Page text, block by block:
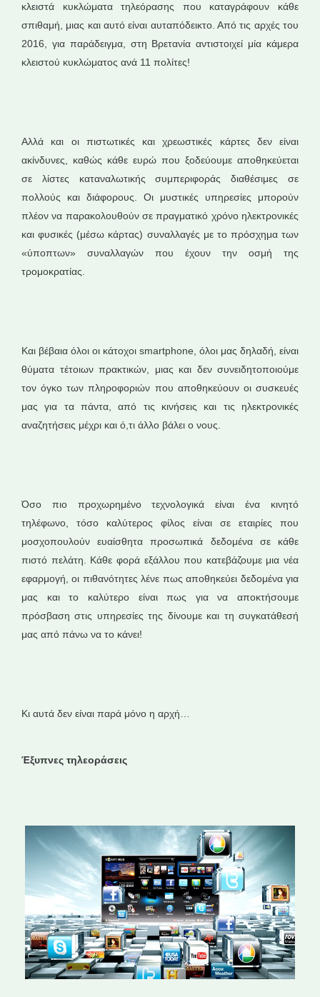
κλειστά κυκλώματα τηλεόρασης που καταγράφουν κάθε
σπιθαμή, μιας και αυτό είναι αυταπόδεικτο. Από τις αρχές του
2016, για παράδειγμα, στη Βρετανία αντιστοιχεί μία κάμερα
κλειστού κυκλώματος ανά 11 πολίτες!
Αλλά και οι πιστωτικές και χρεωστικές κάρτες δεν είναι
ακίνδυνες, καθώς κάθε ευρώ που ξοδεύουμε αποθηκεύεται
σε λίστες καταναλωτικής συμπεριφοράς διαθέσιμες σε
πολλούς και διάφορους. Οι μυστικές υπηρεσίες μπορούν
πλέον να παρακολουθούν σε πραγματικό χρόνο ηλεκτρονικές
και φυσικές (μέσω κάρτας) συναλλαγές με το πρόσχημα των
«ύποπτων» συναλλαγών που έχουν την οσμή της
τρομοκρατίας.
Και βέβαια όλοι οι κάτοχοι smartphone, όλοι μας δηλαδή, είναι
θύματα τέτοιων πρακτικών, μιας και δεν συνειδητοποιούμε
τον όγκο των πληροφοριών που αποθηκεύουν οι συσκευές
μας για τα πάντα, από τις κινήσεις και τις ηλεκτρονικές
αναζητήσεις μέχρι και ό,τι άλλο βάλει ο νους.
Όσο πιο προχωρημένο τεχνολογικά είναι ένα κινητό
τηλέφωνο, τόσο καλύτερος φίλος είναι σε εταιρίες που
μοσχοπουλούν ευαίσθητα προσωπικά δεδομένα σε κάθε
πιστό πελάτη. Κάθε φορά εξάλλου που κατεβάζουμε μια νέα
εφαρμογή, οι πιθανότητες λένε πως αποθηκεύει δεδομένα για
μας και το καλύτερο είναι πως για να αποκτήσουμε
πρόσβαση στις υπηρεσίες της δίνουμε και τη συγκατάθεσή
μας από πάνω να το κάνει!
Κι αυτά δεν είναι παρά μόνο η αρχή…
Έξυπνες τηλεοράσεις